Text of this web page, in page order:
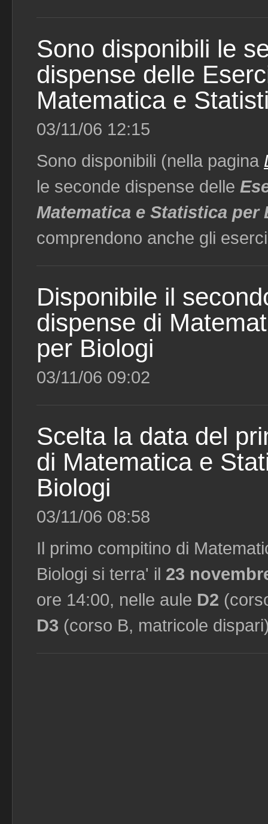
Sono disponibili le
dispense delle
Matematica e
03/11/06 12:15
Sono disponibili (nella pagina
le seconde dispense delle
Matematica e Statistica per
comprendono anche gli
Disponibile il
dispense di
per Biologi
03/11/06 09:02
Scelta la data del
di Matematica e
Biologi
03/11/06 08:58
Il primo compitino di
Biologi si terra' il 23
ore 14:00, nelle aule D2
D3 (corso B, matricole